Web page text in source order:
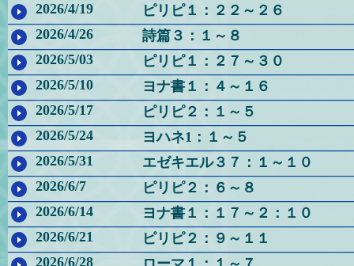
2026/4/19
ピリピ１：２２～２６
2026/4/26
詩篇３：１～８
2026/5/03
ピリピ１：２７～３０
2026/5/10
ヨナ書１：４～１６
2026/5/17
ピリピ２：１～５
2026/5/24
ヨハネ1：１～５
2026/5/31
エゼキエル３７：１～１０
2026/6/7
ピリピ２：６～８
2026/6/14
ヨナ書１：１７～２：１０
2026/6/21
ピリピ２：９～１１
2026/6/28